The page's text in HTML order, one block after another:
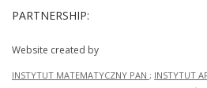
PARTNERSHIP:
Website created by
INSTYTUT MATEMATYCZNY PAN ; INSTYTUT